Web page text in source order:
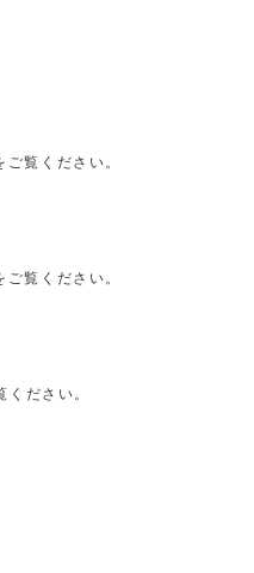
覧ください。
覧ください。
ださい。